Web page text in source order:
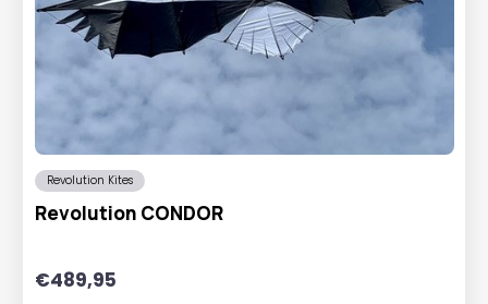
Revolution Kites
Revolution CONDOR
€489,95